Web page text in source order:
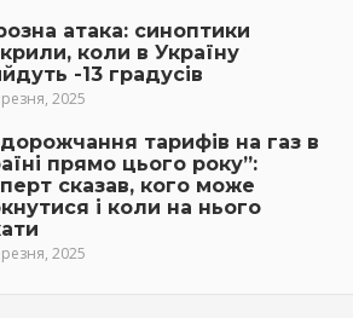
атака: синоптики
коли в Україну
-13 градусів
2025
тарифів на газ в
прямо цього року”:
сказав, кого може
і коли на нього
2025